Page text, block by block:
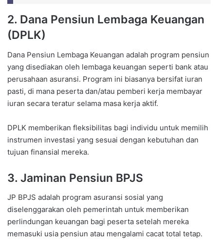
2. Dana Pensiun Lembaga Keuangan
(DPLK)
Dana Pensiun Lembaga Keuangan adalah program pensiun
yang disediakan oleh lembaga keuangan seperti bank atau
perusahaan asuransi. Program ini biasanya bersifat iuran
pasti, di mana peserta dan/atau pemberi kerja membayar
iuran secara teratur selama masa kerja aktif.
DPLK memberikan fleksibilitas bagi individu untuk memilih
instrumen investasi yang sesuai dengan kebutuhan dan
tujuan finansial mereka.
3. Jaminan Pensiun BPJS
JP BPJS adalah program asuransi sosial yang
diselenggarakan oleh pemerintah untuk memberikan
perlindungan keuangan bagi peserta setelah mereka
memasuki usia pensiun atau mengalami cacat total tetap.